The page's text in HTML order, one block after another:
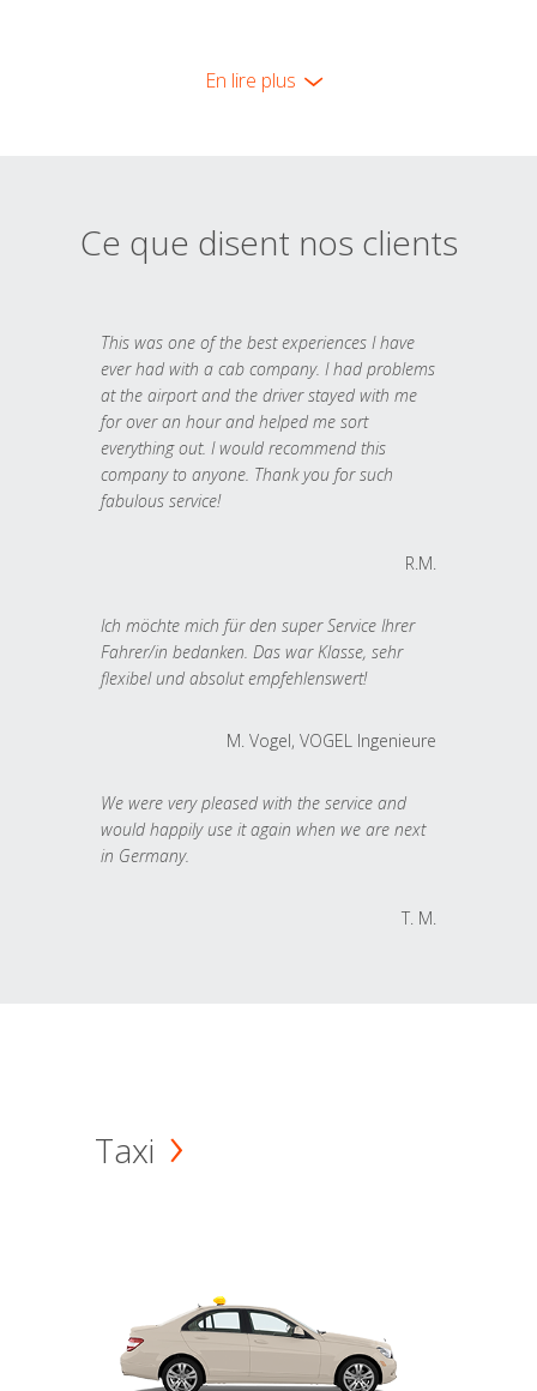
En lire plus
Ce que disent nos clients
This was one of the best experiences I have
ever had with a cab company. I had problems
at the airport and the driver stayed with me
for over an hour and helped me sort
everything out. I would recommend this
company to anyone. Thank you for such
fabulous service!
R.M.
Ich möchte mich für den super Service Ihrer
Fahrer/in bedanken. Das war Klasse, sehr
flexibel und absolut empfehlenswert!
M. Vogel, VOGEL Ingenieure
We were very pleased with the service and
would happily use it again when we are next
in Germany.
T. M.
Taxi